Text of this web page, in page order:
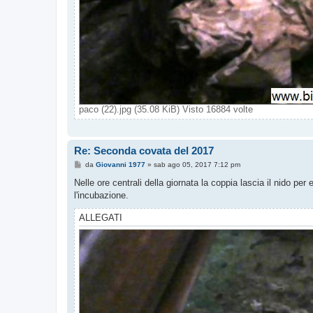
paco (22).jpg (35.08 KiB) Visto 16884 volte
Re: Seconda covata del 2017
M
s
a
g
o
da Giovanni 1977» sab ago 05, 2017 7:12 pm
Nelle ore centrali della giornata la coppia lascia il nido
l'incubazione.
ALLEGATI